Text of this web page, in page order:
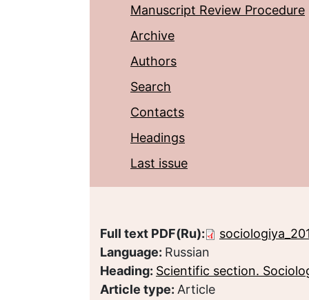
Manuscript Review Procedure
Archive
Authors
Search
Contacts
Headings
Last issue
Full text PDF(Ru):
Language: Russian
Heading: Scientific section.
Article type: Article